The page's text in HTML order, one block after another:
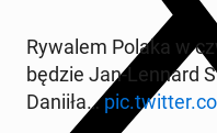
Rywalem Polaka w
będzie Jan-Lennard
Daniiła…